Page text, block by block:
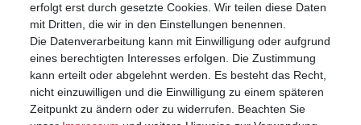
erfolgt erst durch gesetzte Cookies. Wir teilen diese Daten
mit Dritten, die wir in den Einstellungen benennen.
Die Datenverarbeitung kann mit Einwilligung oder aufgrund
eines berechtigten Interesses erfolgen. Die Zustimmung
kann erteilt oder abgelehnt werden. Es besteht das Recht,
nicht einzuwilligen und die Einwilligung zu einem späteren
Zeitpunkt zu ändern oder zu widerrufen. Beachten Sie